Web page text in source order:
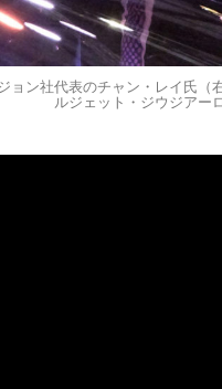
ョン社代表のチャン・レイ氏（
ルジェット・ジウジアー